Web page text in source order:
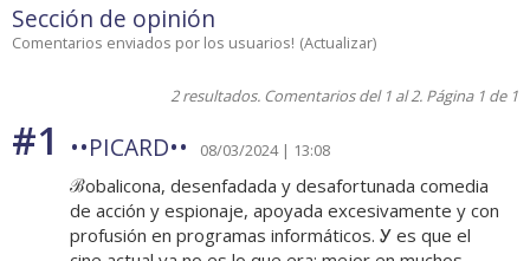
Sección de opinión
Comentarios enviados por los usuarios! (Actualizar)
2 resultados. Comentarios del 1 al 2. Página 1 de 1
#1 ••PICARD•• 08/03/2024 | 13:08
ℬobalicona, desenfadada y desafortunada comedia
de acción y espionaje, apoyada excesivamente y con
profusión en programas informáticos. Ꭹ es que el